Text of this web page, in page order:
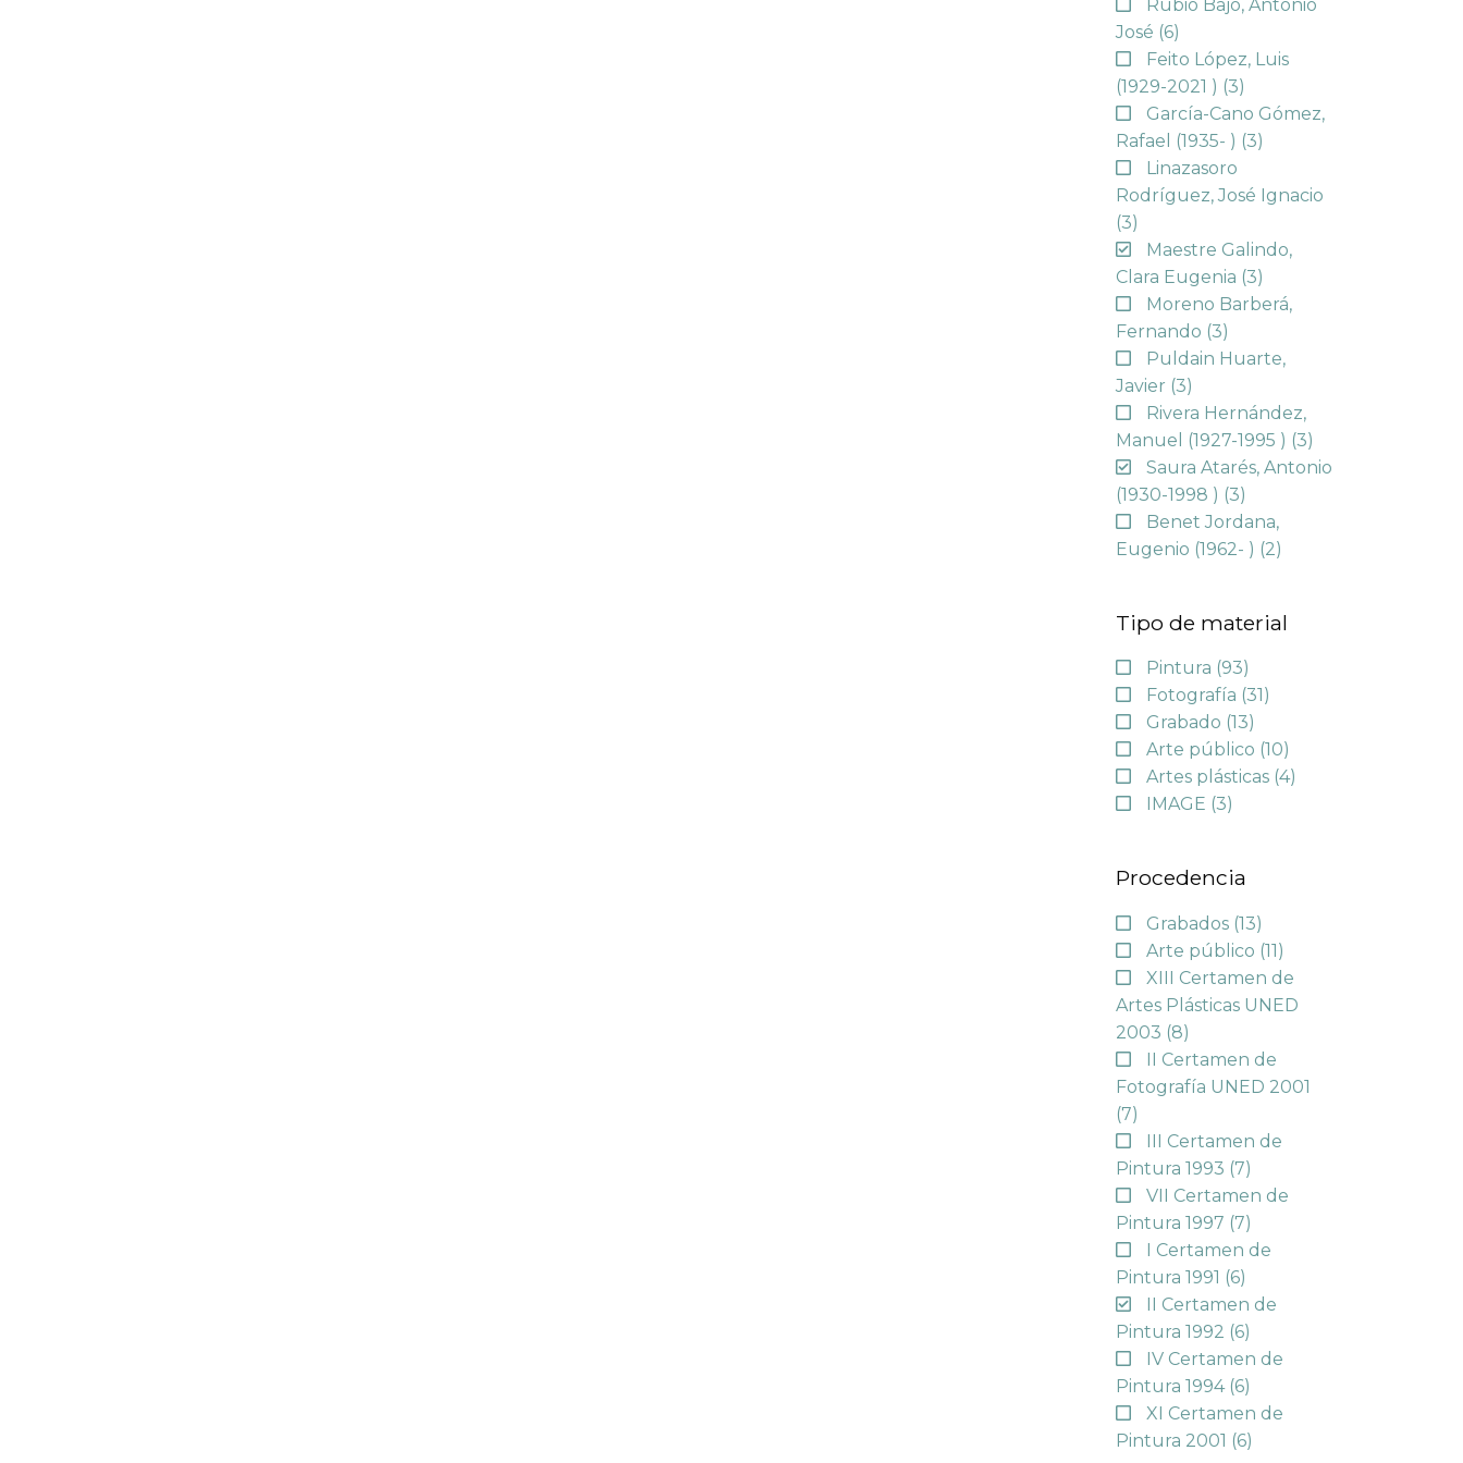
Rubio Bajo, Antonio
José (6)
Feito López, Luis
(1929-2021 ) (3)
García-Cano Gómez,
Rafael (1935- ) (3)
Linazasoro
Rodríguez, José Ignacio
(3)
Maestre Galindo,
Clara Eugenia (3)
Moreno Barberá,
Fernando (3)
Puldain Huarte,
Javier (3)
Rivera Hernández,
Manuel (1927-1995 ) (3)
Saura Atarés, Antonio
(1930-1998 ) (3)
Benet Jordana,
Eugenio (1962- ) (2)
Tipo de material
Pintura (93)
Fotografía (31)
Grabado (13)
Arte público (10)
Artes plásticas (4)
IMAGE (3)
Procedencia
Grabados (13)
Arte público (11)
XIII Certamen de
Artes Plásticas UNED
2003 (8)
II Certamen de
Fotografía UNED 2001
(7)
III Certamen de
Pintura 1993 (7)
VII Certamen de
Pintura 1997 (7)
I Certamen de
Pintura 1991 (6)
II Certamen de
Pintura 1992 (6)
IV Certamen de
Pintura 1994 (6)
XI Certamen de
Pintura 2001 (6)